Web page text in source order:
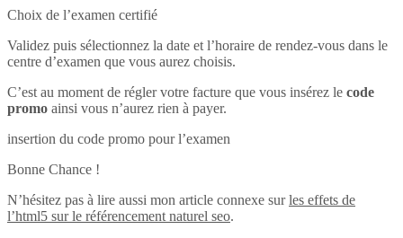
Choix de l’examen certifié
Validez puis sélectionnez la date et l’horaire de rendez-vous dans le
centre d’examen que vous aurez choisis.
C’est au moment de régler votre facture que vous insérez le code
promo ainsi vous n’aurez rien à payer.
insertion du code promo pour l’examen
Bonne Chance !
N’hésitez pas à lire aussi mon article connexe surles effets de
l’html5 sur le référencement naturel seo.